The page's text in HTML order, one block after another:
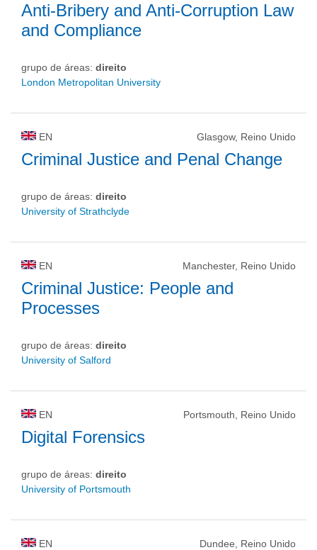
Anti-Bribery and Anti-Corruption Law
and Compliance
grupo de áreas: direito
London Metropolitan University
EN Glasgow, Reino Unido
Criminal Justice and Penal Change
grupo de áreas: direito
University of Strathclyde
EN Manchester, Reino Unido
Criminal Justice: People and
Processes
grupo de áreas: direito
University of Salford
EN Portsmouth, Reino Unido
Digital Forensics
grupo de áreas: direito
University of Portsmouth
EN Dundee, Reino Unido